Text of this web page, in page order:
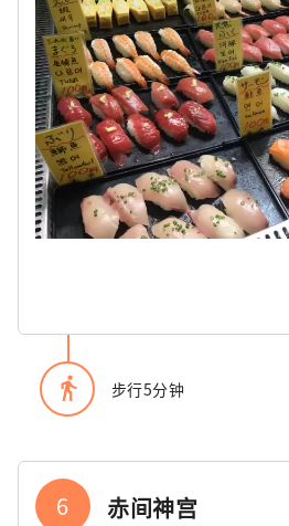
directions_walk 步行5分钟
6 赤间神宫